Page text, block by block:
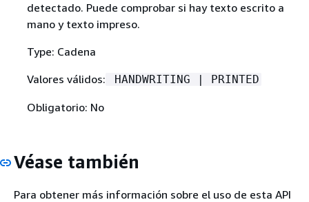
detectado. Puede comprobar si hay texto escrito a
mano y texto impreso.
Type: Cadena
Valores válidos:
HANDWRITING | PRINTED
Obligatorio: No
Véase también
Para obtener más información sobre el uso de esta API